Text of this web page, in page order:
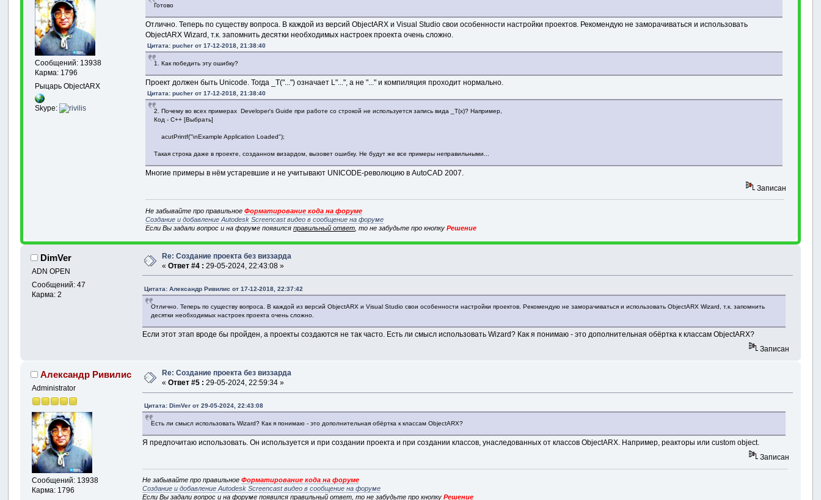
Сообщений: 13938
Карма: 1796
Рыцарь ObjectARX
Skype:
Готово
Отлично. Теперь по существу вопроса. В каждой из версий ObjectARX и Visual Studio свои особенности настройки проектов. Рекомендую не заморачиваться и использовать
ObjectARX Wizard, т.к. запомнить десятки необходимых настроек проекта очень сложно.
Цитата: pucher от 17-12-2018, 21:38:40
1. Как победить эту ошибку?
Проект должен быть Unicode. Тогда _T("...") означает L"...", а не "..." и компиляция проходит нормально.
Цитата: pucher от 17-12-2018, 21:38:40
2. Почему во всех примерах Developer's Guide при работе со строкой не используется запись вида _T(x)? Например,
Код - C++ [Выбрать]
acutPrintf("\nExample Application Loaded");
Такая строка даже в проекте, созданном визардом, вызовет ошибку. Не будут же все примеры неправильными...
Многие примеры в нём устаревшие и не учитывают UNICODE-революцию в AutoCAD 2007.
Записан
Не забывайте про правильноеФорматирование кода на форуме
Создание и добавление Autodesk Screencast видео в сообщение на форуме
Если Вы задали вопрос и на форуме появилсяправильный ответ , то не забудьте про кнопкуРешение
DimVer
ADN OPEN
Сообщений: 47
Карма: 2
Re: Создание проекта без виззарда
«Ответ #4 : 29-05-2024, 22:43:08 »
Цитата: Александр Ривилис от 17-12-2018, 22:37:42
Отлично. Теперь по существу вопроса. В каждой из версий ObjectARX и Visual Studio свои особенности настройки проектов. Рекомендую не заморачиваться и использовать ObjectARX Wizard, т.к. запомнить
десятки необходимых настроек проекта очень сложно.
Если этот этап вроде бы пройден, а проекты создаются не так часто. Есть ли смысл использовать Wizard? Как я понимаю - это дополнительная обёртка к классам ObjectARX?
Записан
Александр Ривилис
Administrator
Сообщений: 13938
Карма: 1796
Re: Создание проекта без виззарда
«Ответ #5 : 29-05-2024, 22:59:34 »
Цитата: DimVer от 29-05-2024, 22:43:08
Есть ли смысл использовать Wizard? Как я понимаю - это дополнительная обёртка к классам ObjectARX?
Я предпочитаю использовать. Он используется и при создании проекта и при создании классов, унаследованных от классов ObjectARX. Например, реакторы или custom object.
Записан
Не забывайте про правильноеФорматирование кода на форуме
Создание и добавление Autodesk Screencast видео в сообщение на форуме
Если Вы задали вопрос и на форуме появилсяправильный ответ, то не забудьте про кнопкуРешение